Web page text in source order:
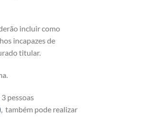
incluir como
incapazes de
titular.
3 pessoas
, também pode realizar